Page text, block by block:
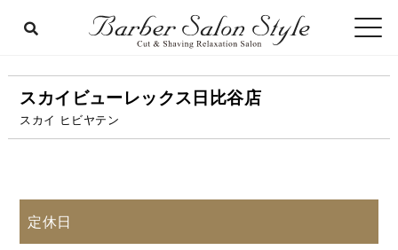
スカイビューレックス日比谷店
スカイ ヒビヤテン
定休日